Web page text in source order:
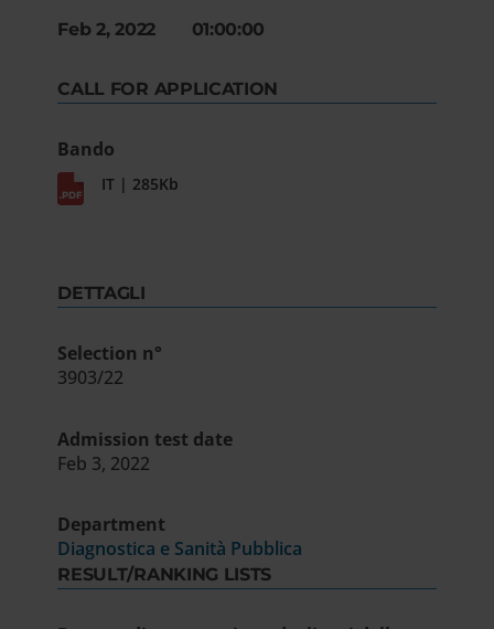
Feb 2, 2022 01:00:00
CALL FOR APPLICATION
Bando
IT | 285Kb
DETTAGLI
Selection n°
3903/22
Admission test date
Feb 3, 2022
Department
Diagnostica e Sanità Pubblica
RESULT/RANKING LISTS